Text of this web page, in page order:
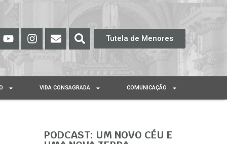
Tutela de Menores
VIDA CONSAGRADA COMUNICAÇÃO
PODCAST: UM NOVO CÉU E